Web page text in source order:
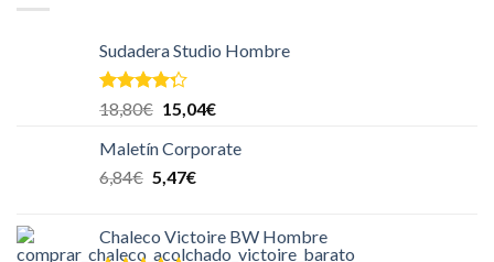
Sudadera Studio Hombre
Valorado
en
de 5
18,80€ 15,04€
Maletín Corporate
6,84€ 5,47€
Chaleco Victoire BW Hombre